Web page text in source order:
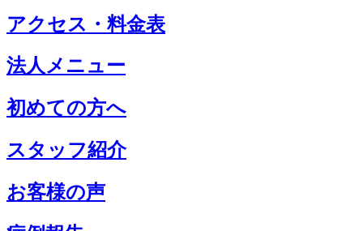
アクセス・料金表
法人メニュー
初めての方へ
スタッフ紹介
お客様の声